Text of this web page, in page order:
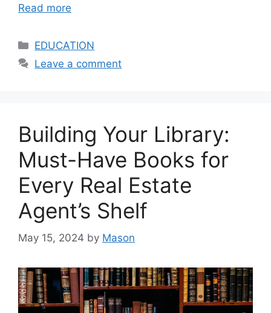
Read more
Categories
EDUCATION
Leave a comment
Building Your Library:
Must-Have Books for
Every Real Estate
Agent’s Shelf
May 15, 2024 by Mason